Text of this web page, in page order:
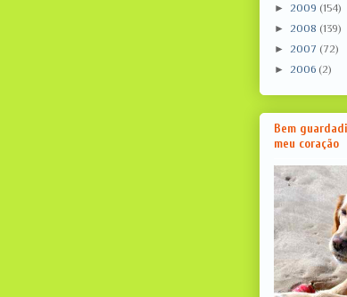
► 2009 (154)
► 2008 (139)
► 2007 (72)
► 2006 (2)
Bem
meu coração